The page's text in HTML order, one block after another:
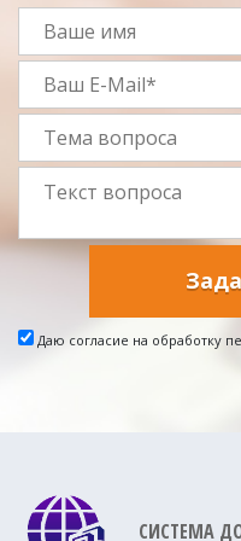
Даю согласие на обработку
СИСТЕМА